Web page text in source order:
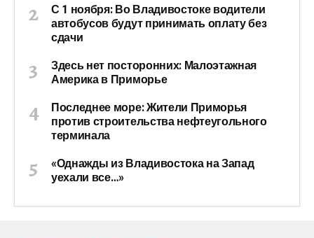
С 1 ноября: Во Владивостоке водители
автобусов будут принимать оплату без
сдачи
Здесь нет посторонних: Малоэтажная
Америка в Приморье
Последнее море: Жители Приморья
против строительства нефтеугольного
терминала
«Однажды из Владивостока на Запад
уехали все…»